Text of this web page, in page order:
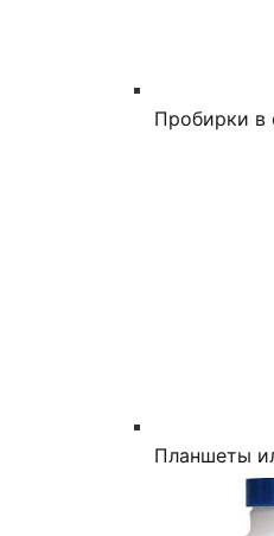
Пробирки в
Планшеты